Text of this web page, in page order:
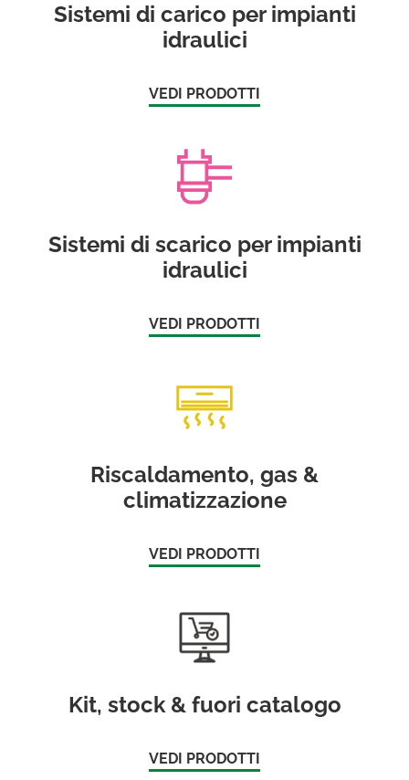
Sistemi di carico per impianti
idraulici
VEDI PRODOTTI
Sistemi di scarico per impianti
idraulici
VEDI PRODOTTI
Riscaldamento, gas &
climatizzazione
VEDI PRODOTTI
Kit, stock & fuori catalogo
VEDI PRODOTTI